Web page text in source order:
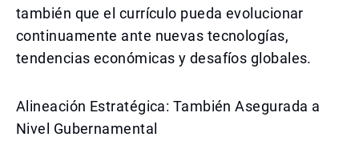
también que el currículo pueda evolucionar
continuamente ante nuevas tecnologías,
tendencias económicas y desafíos globales.
Alineación Estratégica: También Asegurada a
Nivel Gubernamental